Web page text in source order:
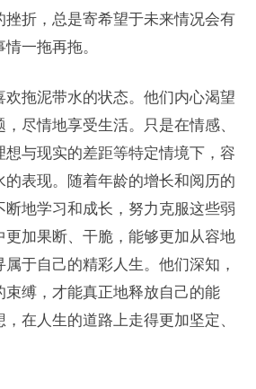
挫折，总是寄希望于未来情况会有
一拖再拖。
欢拖泥带水的状态。他们内心渴望
尽情地享受生活。只是在情感、
想与现实的差距等特定情境下，容
的表现。随着年龄的增长和阅历的
断地学习和成长，努力克服这些弱
更加果断、干脆，能够更加从容地
于自己的精彩人生。他们深知，
束缚，才能真正地释放自己的能
在人生的道路上走得更加坚定、